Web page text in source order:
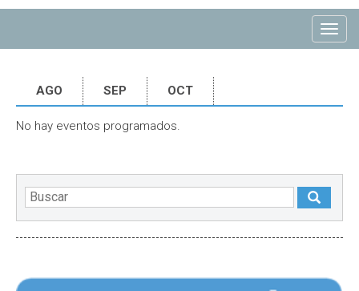
AGO SEP OCT
No hay eventos programados.